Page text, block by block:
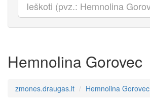
Hemnolina Gorovec
zmones.draugas.lt Hemnolina Gorovec